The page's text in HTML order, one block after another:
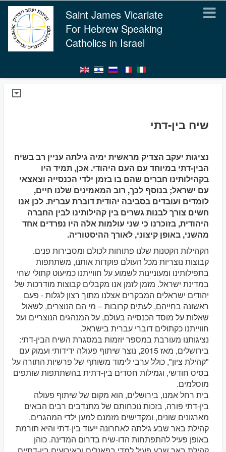
Saint James Vicariate
For Hebrew Speaking
Catholics in Israel
שיח בין-דתי
נציגות יעקב הצדיק מראשית ימיה גילתה עניין רב בשיח
הבין-דתי במיוחד עם העם היהודי. אכן, תמיד היו
בקהילותינו חברים שהם בו בזמן ילדי הכנסייה וצאצאי
עם ישראל; בנוסף לכך, רוב המאמינים שלנו חיים,
לומדים ועובדים בסביבה יהודית דוברת עברית. לכן אנו
חשים צורך לבנות גשרים בין קהילותינו לבין החברה
היהודית, בזוכרנו כי שני עולמות אלה היו נפרדים אחד
מהשני, באופן קיצוני, לאורך ההיסטוריה.
הקהילות הקטנות שלנו פתוחות לכולם ומסבירות פנים.
קבוצות נוצריות מכל העולם פוקדות אותנו, משתתפות
בתפילותינו ומעוניינות לשמוע על חווייתנו כמיעוט קתולי שחי
במדינת ישראל. מזמן לזמן אנו מקבלים קבוצות מודרכות של
יהודים ישראלים המבקרים אצלנו מתוך רצון לגלות - פעם
ראשונה בחייהם, לעתים קרובות – מי הם הנוצרים, לשאול
שאלות על מוסד הכנסייה בעולם, על המנהגים הנוצריים ועל
חווייתנו כקתולים דוברי עברית בישראל.
נציגותנו מעורבת במספר יוזמות במסגרת השיח הבין-דתי:
בירושלים, מאז 2015, נוצר שיתוף פעולה ידידותי ועמוק עם
"קהילת ציון", כולל ערבי לימוד משותף של פרשיות התורה על
בסיס חודשי, וגמילות חסדים בין-דתית בהשתתפות שותפים
מוסלמים.
בית רחל אמנו, בירושלים, הוא מקום של שיתוף פעולה
בין-דתי פורה, בזכות נוכחותם של מתנדבים רבים הבאים
מארגונים שונים, ומקדישים מזמנם למען ילדי המהגרים.
קהילת באר שבע גילתה לאחרונה ייעוד בין-דתי והיא תורמת
באופן פעיל להתפתחות הדו-שיח בדרום המדינה. כוהן